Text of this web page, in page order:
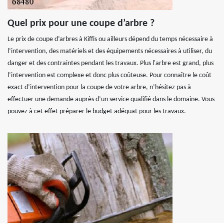
Quel prix pour une coupe d’arbre ?
Le prix de coupe d’arbres à Kiffis ou ailleurs dépend du temps nécessaire à
l’intervention, des matériels et des équipements nécessaires à utiliser, du
danger et des contraintes pendant les travaux. Plus l'arbre est grand, plus
l’intervention est complexe et donc plus coûteuse. Pour connaître le coût
exact d’intervention pour la coupe de votre arbre, n’hésitez pas à
effectuer une demande auprès d’un service qualifié dans le domaine. Vous
pouvez à cet effet préparer le budget adéquat pour les travaux.